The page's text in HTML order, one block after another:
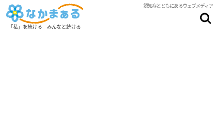
認知症とともにあるウェブメディア
「私」を続ける みんなと続ける